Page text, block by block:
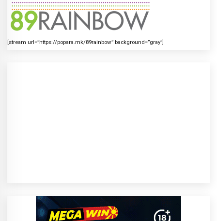
[stream url=”https://popara.mk/89rainbow” background=”gray”]